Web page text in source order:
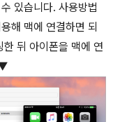
있습니다. 사용방법
해 맥에 연결하면 되
뒤 아이폰을 맥에 연
▼